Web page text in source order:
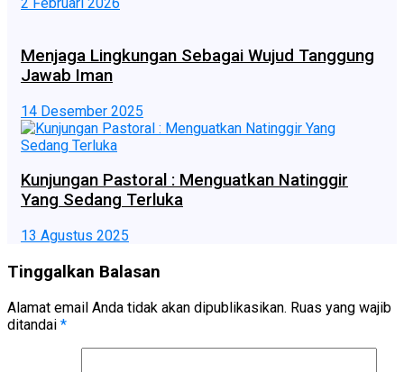
Menjaga Lingkungan Sebagai Wujud Tanggung
Jawab Iman
14 Desember 2025
Kunjungan Pastoral : Menguatkan Natinggir
Yang Sedang Terluka
13 Agustus 2025
Tinggalkan Balasan
Alamat email Anda tidak akan dipublikasikan. Ruas yang wajib
ditandai *